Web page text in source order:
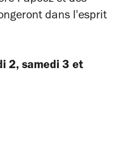
dans l'esprit
2, samedi 3 et